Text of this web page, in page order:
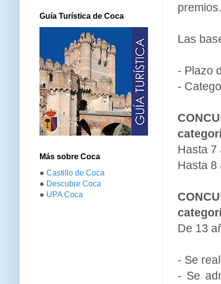
premios.
Las
- Plazo
-
Hasta 7
Hasta 8
De 13
- Se
- Se
Guía Turística de Coca
Más sobre Coca
● Castillo de Coca
● Descubre Coca
● UPA Coca